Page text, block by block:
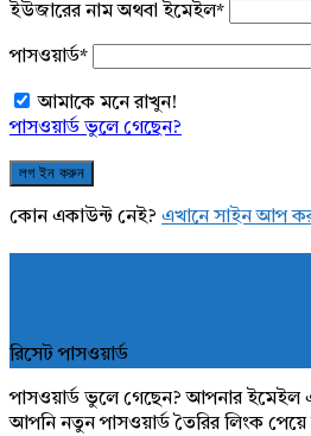
ইউজারের নাম অথবা ইমেইল*
পাসওয়ার্ড*
আমাকে মনে রাখুন!
পাসওয়ার্ড ভুলে গেছেন?
কোন একাউন্ট নেই? এখানে সাইন আপ
রিসেট পাসওয়ার্ড
পাসওয়ার্ড ভুলে গেছেন? আপনার ইমেইল
আপনি নতুন পাসওয়ার্ড তৈরির লিংক পেয়ে